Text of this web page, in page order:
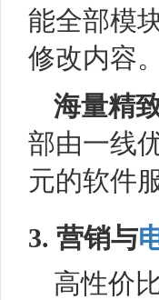
能全部模
修改内容。
海量精
部由一线
元的软件
3. 营销与
高性价